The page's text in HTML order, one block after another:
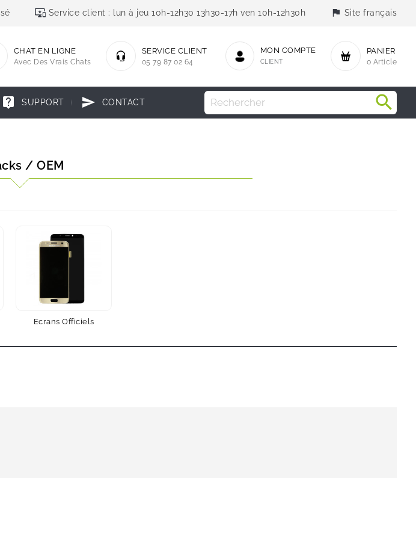
important_devices Service client : lun à jeu 10h-12h30 13h30-17h ven 10h-12h30h flag Site français
PANIER
0 Article
MON COMPTE
CLIENT
SERVICE CLIENT
05 79 87 02 64
CHAT EN LIGNE
Avec Des Vrais Chats
live_help SUPPORT send CONTACT
/ OEM
Ecrans Officiels